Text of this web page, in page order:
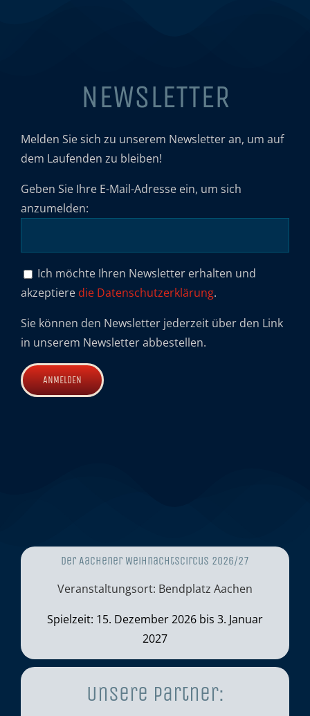
NEWSLETTER
Melden Sie sich zu unserem Newsletter an, um auf
dem Laufenden zu bleiben!
Geben Sie Ihre E-Mail-Adresse ein, um sich
anzumelden:
Ich möchte Ihren Newsletter erhalten und
akzeptiere die Datenschutzerklärung.
Sie können den Newsletter jederzeit über den Link
in unserem Newsletter abbestellen.
Der Aachener Weihnachtscircus 2026/27
Veranstaltungsort: Bendplatz Aachen
Spielzeit: 15. Dezember 2026 bis 3. Januar
2027
Unsere Partner: